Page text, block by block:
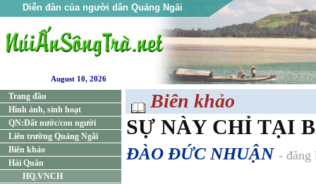
Diễn đàn của người dân Quảng Ngãi
August 10, 2026
Trang đầu
Hình ảnh, sinh hoạt
QN:Đất nước/con người
Liên trường Quảng Ngãi
Biên khảo
Hải Quân
HQ.VNCH
Biên khảo
SỰ NÀY CHỈ TẠI
ĐÀO ĐỨC NHUẬN - đăng